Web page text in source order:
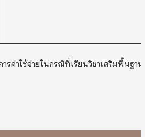
รค่าใช้จ่ายในกรณีที่เรียนวิชาเสริมพื้นฐา